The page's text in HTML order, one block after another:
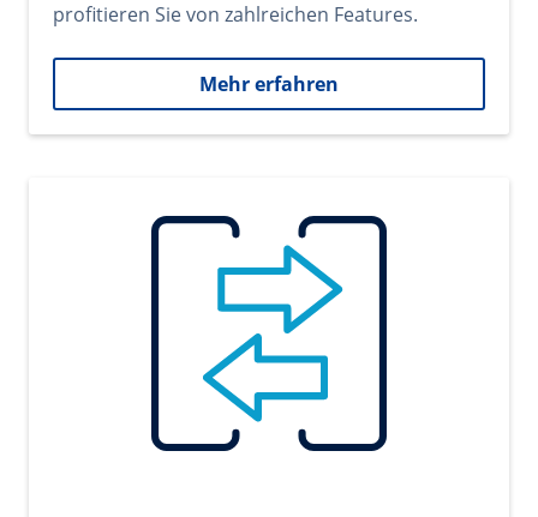
profitieren Sie von zahlreichen Features.
Mehr erfahren